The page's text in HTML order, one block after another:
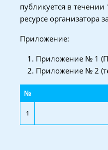
публикуется в
ресурсе организатора
Приложение:
Приложение № 1
Приложение № 2
№
1